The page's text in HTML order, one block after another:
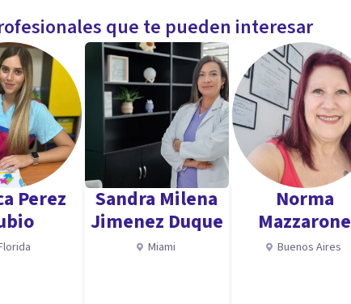
que te pueden interesar
Perez
Sandra Milena
Jimenez Duque
Miami
Norma
Mazzarone
Buenos Aires